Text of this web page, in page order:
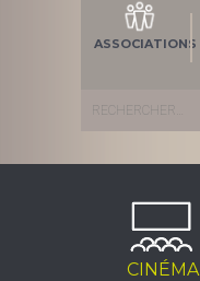
ASSOCIATIONS
Rechercher :
CINÉMA